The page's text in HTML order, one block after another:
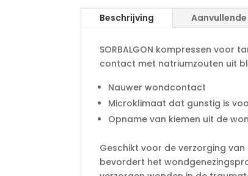
Beschrijving
SORBALGON kompressen
contact met natriumzouten uit
Nauwer wondcontact
Microklimaat dat gunstig is
Opname van kiemen uit de
Geschikt voor de verzorging
bevordert het